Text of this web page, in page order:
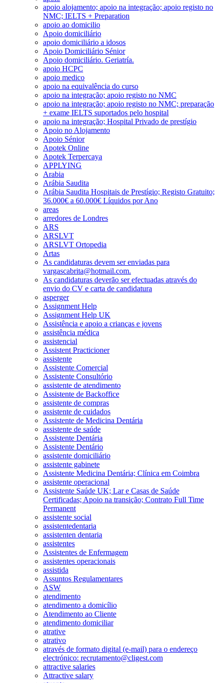
apoio alojamento; apoio na integração; apoio registo no
NMC; IELTS + Preparation
apoio ao domicilio
Apoio domiciliário
apoio domiciliário a idosos
Apoio Domiciliário Sénior
Apoio domiciliário. Geriatría.
apoio HCPC
apoio medico
apoio na equivalência do curso
apoio na integração; apoio registo no NMC
apoio na integração; apoio registo no NMC; preparação
+ exame IELTS suportados pelo hospital
apoio na integração; Hospital Privado de prestígio
Apoio no Alojamento
Apoio Sénior
Apotek Online
Apotek Terpercaya
APPLYING
Arabia
Arábia Saudita
Arábia Saudita Hospitais de Prestígio; Registo Gratuito;
36.000€ a 60.000€ Líquidos por Ano
areas
arredores de Londres
ARS
ARSLVT
ARSLVT Ortopedia
Artas
As candidaturas devem ser enviadas para
vargascabrita@hotmail.com.
As candidaturas deverão ser efectuadas através do
envio do CV e carta de candidatura
asperger
Assignment Help
Assignment Help UK
Assistência e apoio a crianças e jovens
assistência médica
assistencial
Assistent Practicioner
assistente
Assistente Comercial
Assistente Consultório
assistente de atendimento
Assistente de Backoffice
assistente de compras
assistente de cuidados
Assistente de Medicina Dentária
assistente de saúde
Assistente Dentária
Assistente Dentário
assistente domiciliário
assistente gabinete
Assistente Medicina Dentária; Clínica em Coimbra
assistente operacional
Assistente Saúde UK; Lar e Casas de Saúde
Certificadas; Apoio na transição; Contrato Full Time
Permanent
assistente social
assistentedentaria
assistenten dentaria
assistentes
Assistentes de Enfermagem
assistentes operacionais
assistida
Assuntos Regulamentares
ASW
atendimento
atendimento a domicílio
Atendimento ao Cliente
atendimento domiciliar
atrative
atrativo
através de formato digital (e-mail) para o endereço
electrónico: recrutamento@cligest.com
attractive salaries
Attractive salary